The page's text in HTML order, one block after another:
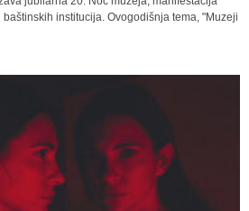
institucija. Ovogodišnja tema, "Muzeji